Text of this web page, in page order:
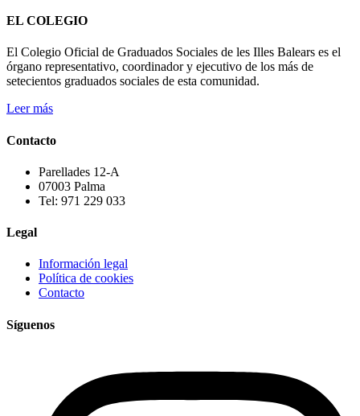
EL COLEGIO
El Colegio Oficial de Graduados Sociales de les Illes Balears es el
órgano representativo, coordinador y ejecutivo de los más de
setecientos graduados sociales de esta comunidad.
Leer más
Contacto
Parellades 12-A
07003 Palma
Tel: 971 229 033
Legal
Información legal
Política de cookies
Contacto
Síguenos